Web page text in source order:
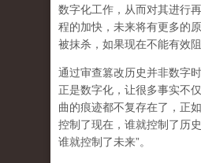
数字化工作，从而对其进行
程的加快，未来将有更多的
被抹杀，如果现在不能有效
通过审查篡改历史并非数字
正是数字化，让很多事实不
曲的痕迹都不复存在了，正
控制了现在，谁就控制了历
谁就控制了未来”。